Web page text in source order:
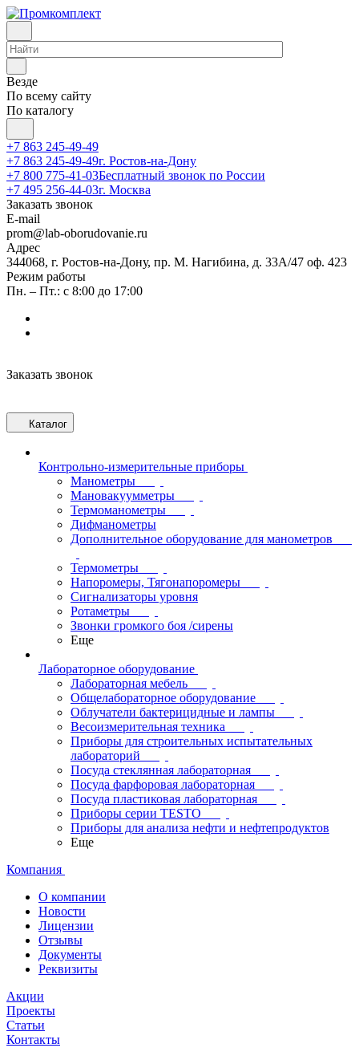
Везде
По всему сайту
По каталогу
+7 863 245-49-49
+7 863 245-49-49г. Ростов-на-Дону
+7 800 775-41-03Бесплатный звонок по России
+7 495 256-44-03г. Москва
Заказать звонок
E-mail
prom@lab-oborudovanie.ru
Адрес
344068, г. Ростов-на-Дону, пр. М. Нагибина, д. 33А/47 оф. 423
Режим работы
Пн. – Пт.: с 8:00 до 17:00
Заказать звонок
Каталог
Контрольно-измерительные приборы
Манометры
Мановакуумметры
Термоманометры
Дифманометры
Дополнительное оборудование для манометров
Термометры
Напоромеры, Тягонапоромеры
Сигнализаторы уровня
Ротаметры
Звонки громкого боя /сирены
Еще
Лабораторное оборудование
Лабораторная мебель
Общелабораторное оборудование
Облучатели бактерицидные и лампы
Весоизмерительная техника
Приборы для строительных испытательных
лабораторий
Посуда стеклянная лабораторная
Посуда фарфоровая лабораторная
Посуда пластиковая лабораторная
Приборы серии TESTO
Приборы для анализа нефти и нефтепродуктов
Еще
Компания
О компании
Новости
Лицензии
Отзывы
Документы
Реквизиты
Акции
Проекты
Статьи
Контакты